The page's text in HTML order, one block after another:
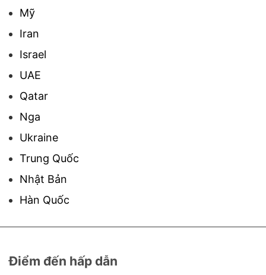
Mỹ
Iran
Israel
UAE
Qatar
Nga
Ukraine
Trung Quốc
Nhật Bản
Hàn Quốc
Điểm đến hấp dẫn